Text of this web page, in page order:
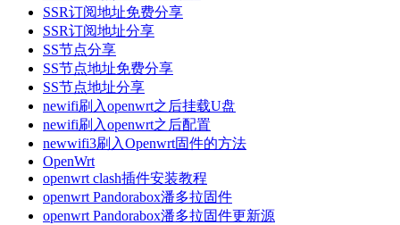
SSR订阅地址免费分享
SSR订阅地址分享
SS节点分享
SS节点地址免费分享
SS节点地址分享
newifi刷入openwrt之后挂载U盘
newifi刷入openwrt之后配置
newwifi3刷入Openwrt固件的方法
OpenWrt
openwrt clash插件安装教程
openwrt Pandorabox潘多拉固件
openwrt Pandorabox潘多拉固件更新源